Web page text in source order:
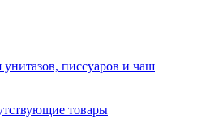
унитазов, писсуаров и чаш
товары